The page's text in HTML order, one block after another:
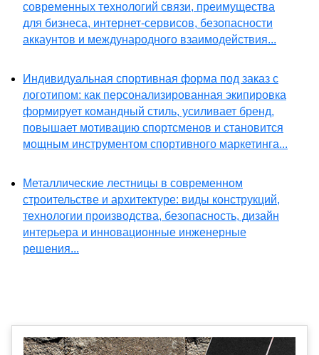
современных технологий связи, преимущества
для бизнеса, интернет-сервисов, безопасности
аккаунтов и международного взаимодействия...
Индивидуальная спортивная форма под заказ с
логотипом: как персонализированная экипировка
формирует командный стиль, усиливает бренд,
повышает мотивацию спортсменов и становится
мощным инструментом спортивного маркетинга...
Металлические лестницы в современном
строительстве и архитектуре: виды конструкций,
технологии производства, безопасность, дизайн
интерьера и инновационные инженерные
решения...